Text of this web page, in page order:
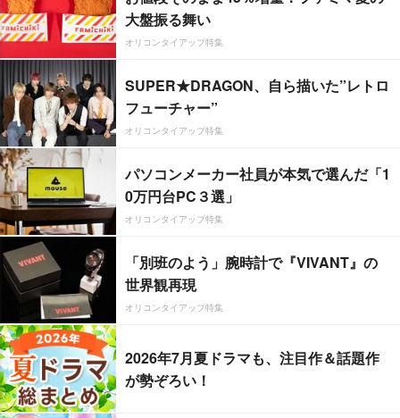
大盤振る舞い
オリコンタイアップ特集
SUPER★DRAGON、自ら描いた”レトロ
フューチャー”
オリコンタイアップ特集
パソコンメーカー社員が本気で選んだ「1
0万円台PC３選」
オリコンタイアップ特集
「別班のよう」腕時計で『VIVANT』の
世界観再現
オリコンタイアップ特集
2026年7月夏ドラマも、注目作＆話題作
が勢ぞろい！